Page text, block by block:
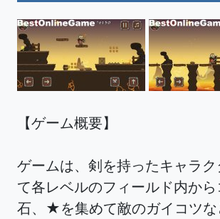
【ゲーム概要】
ゲームは、剣を持ったキャラ
て各レベルのフィールド内か
石、★を集めて敵のガイコツな